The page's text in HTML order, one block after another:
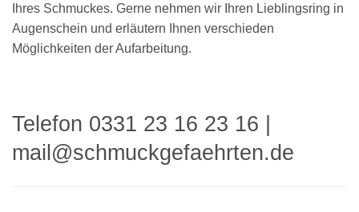
Ihres Schmuckes. Gerne nehmen wir Ihren Lieblingsring in
Augenschein und erläutern Ihnen verschieden
Möglichkeiten der Aufarbeitung.
Telefon 0331 23 16 23 16
mail@schmuckgefaehrten.de